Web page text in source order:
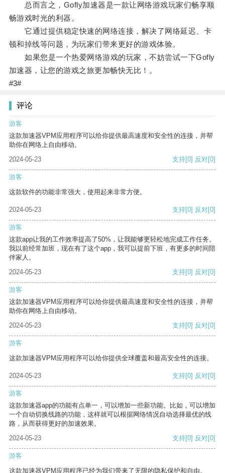
总而言之，Gofly加速器是一款让网络游戏玩家们畅享顺
畅游戏时光的利器。
它通过提供稳定快速的网络连接，解决了网络延迟、卡
顿和掉线等问题，为玩家们带来更好的游戏体验。
如果您是一个热爱网络游戏的玩家，不妨尝试一下Gofly
加速器，让您的游戏之旅更加畅快无比！。
#3#
评论
游客
这款加速器VPM应用程序可以给你提供最高速度和安全性的连接，并帮
助你在网络上自由移动。
2024-05-23
支持[0] 反对[0]
游客
这款软件的功能非常强大，使用起来非常方便。
2024-05-23 支持[0] 反对[0]
游客
这款app让我的工作效率提高了50%，让我能够更轻松地完成工作任务。
我以前经常加班，现在有了这个app，我可以提前下班，有更多的时间陪
伴家人。
2024-05-23
支持[0] 反对[0]
游客
这款加速器VPM应用程序可以给你提供最高速度和安全性的连接，并帮
助你在网络上自由移动。
2024-05-23
支持[0] 反对[0]
游客
这款加速器VPM应用程序可以给你提供全球覆盖和最高安全性的连接。
2024-05-23 支持[0] 反对[0]
游客
这款加速器app的功能有点单一，可以增加一些新功能。比如，可以增加
一个自动切换线路的功能，这样就可以根据网络情况自动选择最优的线
路，从而获得更好的加速效果。
2024-05-23
支持[0] 反对[0]
游客
这款加速器VPM应用程序已经为我们带来了无限的隐私保护和自由。